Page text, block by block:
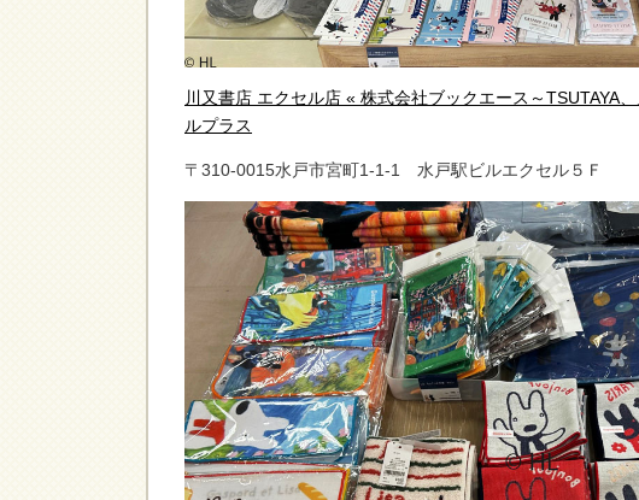
川又書店 エクセル店 « 株式会社ブックエース～TSUTAYA
ルプラス
〒310-0015水戸市宮町1-1-1 水戸駅ビルエクセル５Ｆ